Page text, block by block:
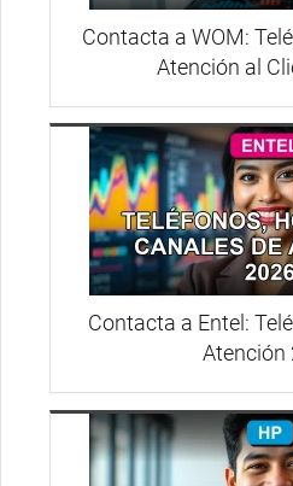
Contacta a WOM:
Atención al
Contacta a Entel:
Atención